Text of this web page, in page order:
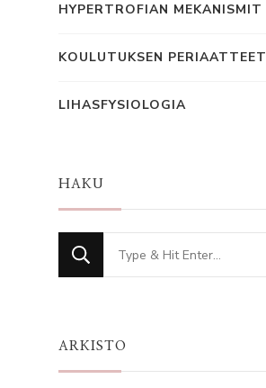
HYPERTROFIAN MEKANISMIT
KOULUTUKSEN PERIAATTEET
LIHASFYSIOLOGIA
HAKU
Looking
for
ARKISTO